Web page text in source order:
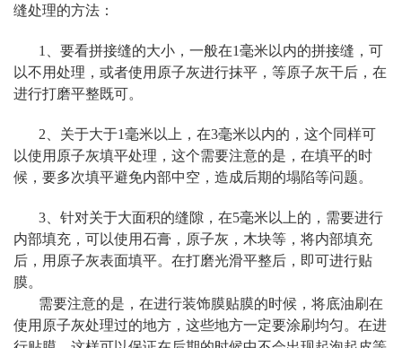
缝处理的方法：
1、要看拼接缝的大小，一般在1毫米以内的拼接缝，可
以不用处理，或者使用原子灰进行抹平，等原子灰干后，在
进行打磨平整既可。
2、关于大于1毫米以上，在3毫米以内的，这个同样可
以使用原子灰填平处理，这个需要注意的是，在填平的时
候，要多次填平避免内部中空，造成后期的塌陷等问题。
3、针对关于大面积的缝隙，在5毫米以上的，需要进行
内部填充，可以使用石膏，原子灰，木块等，将内部填充
后，用原子灰表面填平。在打磨光滑平整后，即可进行贴
膜。
需要注意的是，在进行装饰膜贴膜的时候，将底油刷在
使用原子灰处理过的地方，这些地方一定要涂刷均匀。在进